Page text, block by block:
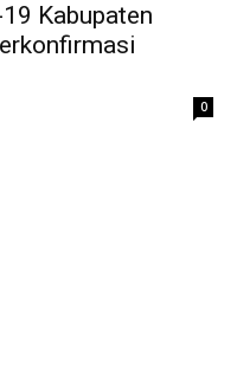
Kabupaten
0